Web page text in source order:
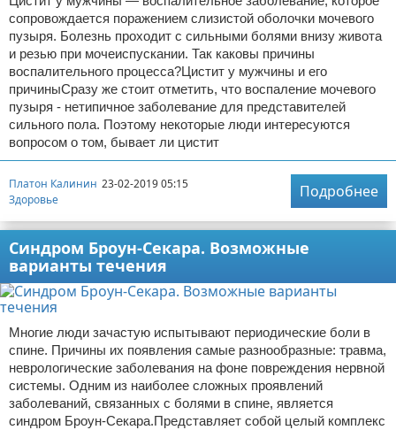
сопровождается поражением слизистой оболочки мочевого
пузыря. Болезнь проходит с сильными болями внизу живота
и резью при мочеиспускании. Так каковы причины
воспалительного процесса?Цистит у мужчины и его
причиныСразу же стоит отметить, что воспаление мочевого
пузыря - нетипичное заболевание для представителей
сильного пола. Поэтому некоторые люди интересуются
вопросом о том, бывает ли цистит
Платон Калинин 23-02-2019 05:15
Здоровье
Подробнее
Синдром Броун-Секара. Возможные
варианты течения
Многие люди зачастую испытывают периодические боли в
спине. Причины их появления самые разнообразные: травма,
неврологические заболевания на фоне повреждения нервной
системы. Одним из наиболее сложных проявлений
заболеваний, связанных с болями в спине, является
синдром Броун-Секара.Представляет собой целый комплекс